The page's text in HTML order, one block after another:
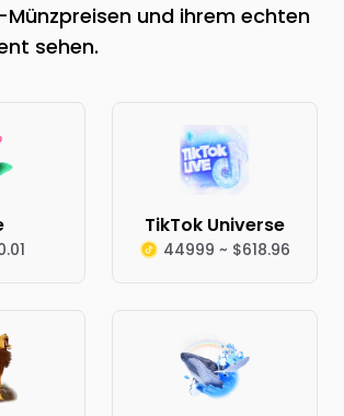
Münzpreisen und ihrem echten
sehen.
TikTok Universe
44999 ~ $618.96